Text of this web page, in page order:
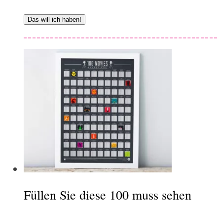
Das will ich haben!
Füllen Sie diese 100 muss sehen